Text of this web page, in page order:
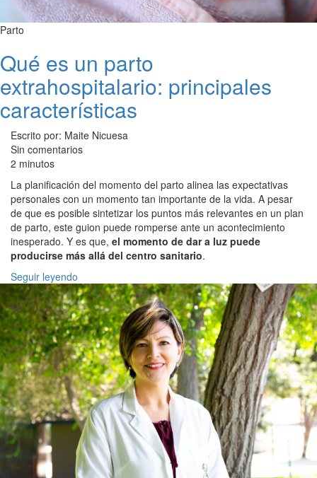
Parto
Qué es un parto
extrahospitalario: principales
características
Escrito por: Maite Nicuesa
Sin comentarios
2 minutos
La planificación del momento del parto alinea las expectativas
personales con un momento tan importante de la vida. A pesar
de que es posible sintetizar los puntos más relevantes en un plan
de parto, este guion puede romperse ante un acontecimiento
inesperado. Y es que, el momento de dar a luz puede
producirse más allá del centro sanitario.
Seguir leyendo